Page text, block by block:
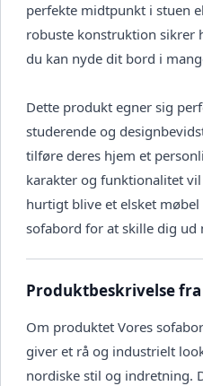
perfekte midtpunkt i stuen
robuste konstruktion sikrer
du kan nyde dit bord i
Dette produkt egner sig
studerende og
tilføre deres hjem et
karakter og funktionalitet
hurtigt blive et elsket
sofabord for at skille dig
Produktbeskrivelse
Om produktet Vores
giver et rå og industrielt
nordiske stil og indretning.